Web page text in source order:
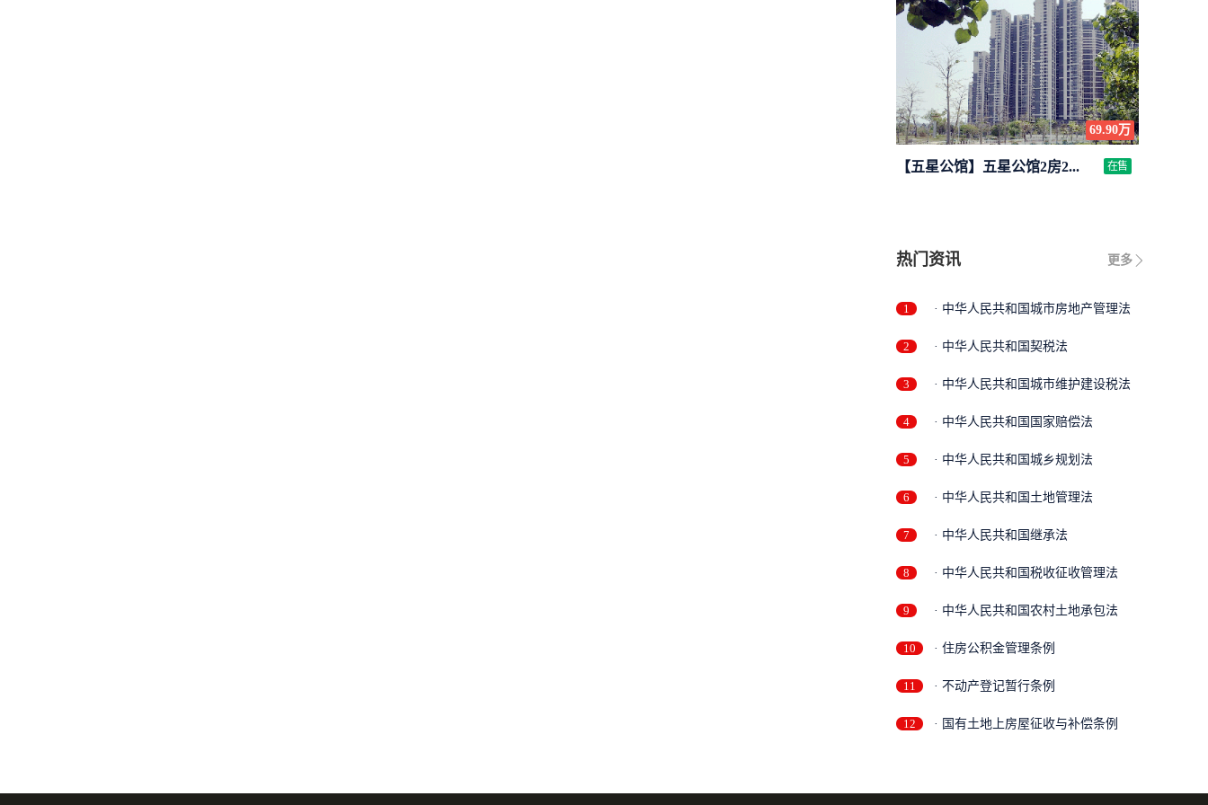
69.90万
【五星公馆】五星公馆2房2... 在售
更多
热门资讯
1 · 中华人民共和国城市房地产管理法
2 · 中华人民共和国契税法
3 · 中华人民共和国城市维护建设税法
4 · 中华人民共和国国家赔偿法
5 · 中华人民共和国城乡规划法
6 · 中华人民共和国土地管理法
7 · 中华人民共和国继承法
8 · 中华人民共和国税收征收管理法
9 · 中华人民共和国农村土地承包法
10 · 住房公积金管理条例
11 · 不动产登记暂行条例
12 · 国有土地上房屋征收与补偿条例